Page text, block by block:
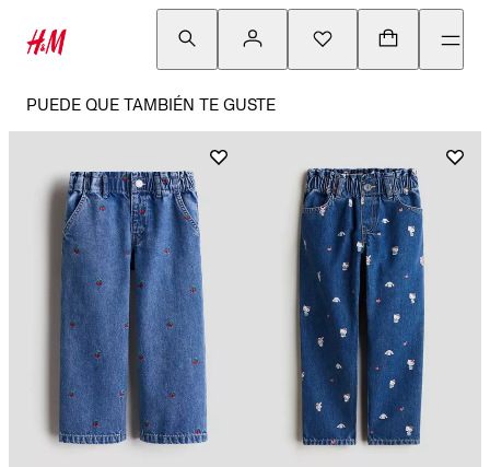
PUEDE QUE TAMBIÉN TE GUSTE